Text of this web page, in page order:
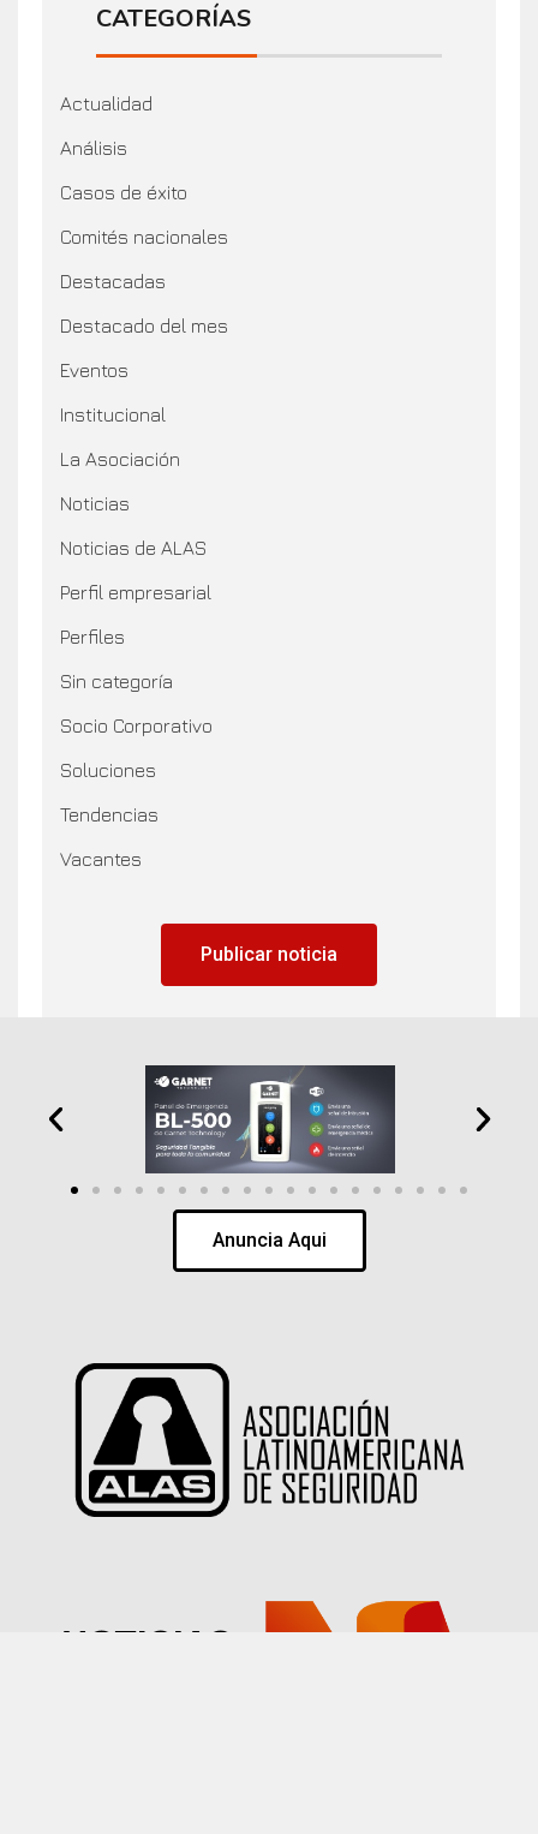
CATEGORÍAS
Actualidad
Análisis
Casos de éxito
Comités nacionales
Destacadas
Destacado del mes
Eventos
Institucional
La Asociación
Noticias
Noticias de ALAS
Perfil empresarial
Perfiles
Sin categoría
Socio Corporativo
Soluciones
Tendencias
Vacantes
Publicar noticia
Anuncia Aqui